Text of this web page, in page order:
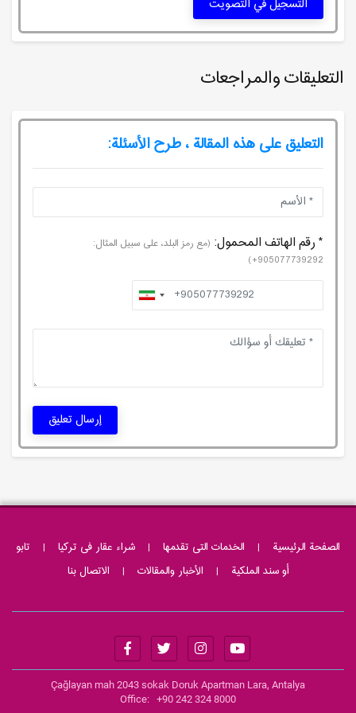
التسجيل في التصويت
التعليقات والمراجعات
التعليق على هذه المقالة ، طرح الأسئلة:
* رقم الهاتف المحمول: (مع رمز البلد، على سبيل المثال:
905077739292+)
إرسال تعليق
الصفحة الرئيسية | الخدمات التی تقدمها | شراء عقار فى تركيا | تابو
أو سند الملکیة | الأخبار والمقالات | الاتصال بنا
Çağlayan mah 2043 sokak Doruk Apartman Lara, Antalya
Office: +90 242 324 8000